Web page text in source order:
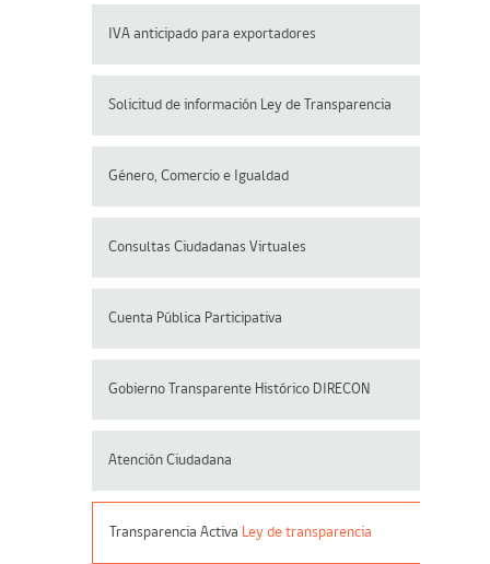
IVA anticipado para exportadores
Solicitud de información Ley de Transparencia
Género, Comercio e Igualdad
Consultas Ciudadanas Virtuales
Cuenta Pública Participativa
Gobierno Transparente Histórico DIRECON
Atención Ciudadana
Transparencia Activa Ley de transparencia